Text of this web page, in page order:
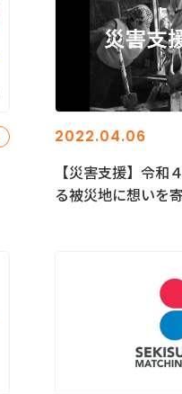
2022.04.06
【災害支援】令和
る被災地に想いを